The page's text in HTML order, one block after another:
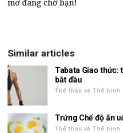
mơ đang chờ bạn!
Similar articles
Tabata Giao thức:
bắt đầu
Thể thao và Thể hình
Trứng Chế độ ăn
Thể thao và Thể hình